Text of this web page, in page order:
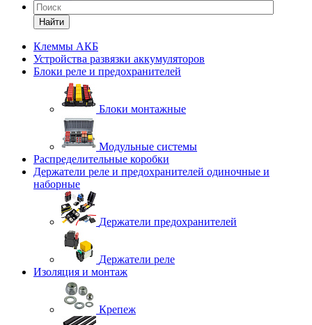
Найти
Клеммы АКБ
Устройства развязки аккумуляторов
Блоки реле и предохранителей
Блоки монтажные
Модульные системы
Распределительные коробки
Держатели реле и предохранителей одиночные и
наборные
Держатели предохранителей
Держатели реле
Изоляция и монтаж
Крепеж